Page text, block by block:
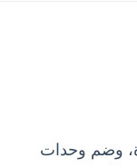
وضم وحدات